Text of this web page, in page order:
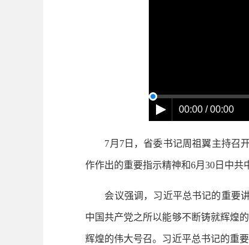
00:00 / 00:00
7月7日，省委书记周祖翼主持召开
作作出的重要指示精神和6月30日中共
会议强调，习近平总书记的重要讲
中国共产党之所以能够不断铸就辉煌
辉煌的伟大号召。习近平总书记的重